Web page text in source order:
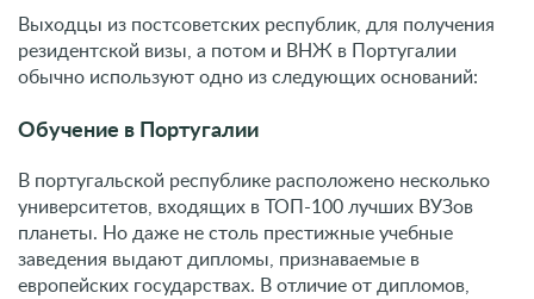
Выходцы из постсоветских республик, для получения
резидентской визы, а потом и ВНЖ в Португалии
обычно используют одно из следующих оснований:
Обучение в Португалии
В португальской республике расположено несколько
университетов, входящих в ТОП-100 лучших ВУЗов
планеты. Но даже не столь престижные учебные
заведения выдают дипломы, признаваемые в
европейских государствах. В отличие от дипломов,